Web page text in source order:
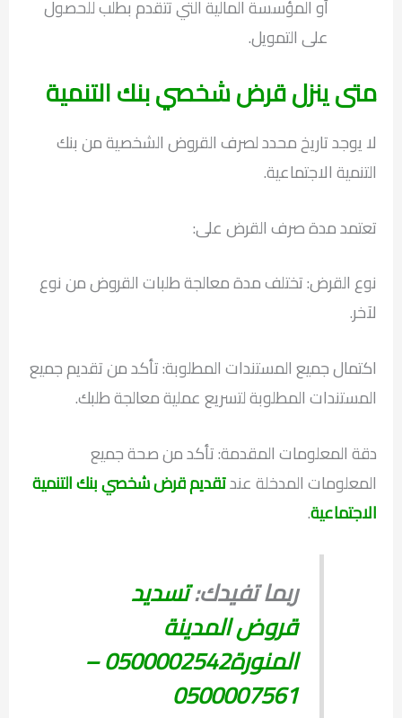
أو المؤسسة المالية التي تتقدم بطلب للحصول
على التمويل.
متى ينزل قرض شخصي بنك التنمية
لا يوجد تاريخ محدد لصرف القروض الشخصية من بنك
التنمية الاجتماعية.
تعتمد مدة صرف القرض على:
نوع القرض: تختلف مدة معالجة طلبات القروض من نوع
لآخر.
اكتمال جميع المستندات المطلوبة: تأكد من تقديم جميع
المستندات المطلوبة لتسريع عملية معالجة طلبك.
دقة المعلومات المقدمة: تأكد من صحة جميع
المعلومات المدخلة عندتقديم قرض شخصي بنك التنمية
الاجتماعية.
ربما تفيدك:تسديد
قروض المدينة
المنورة0500002542 –
0500007561